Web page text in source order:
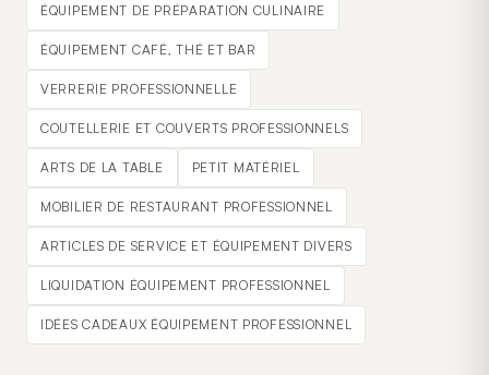
ÉQUIPEMENT DE PRÉPARATION CULINAIRE
ÉQUIPEMENT CAFÉ, THÉ ET BAR
VERRERIE PROFESSIONNELLE
COUTELLERIE ET COUVERTS PROFESSIONNELS
ARTS DE LA TABLE PETIT MATÉRIEL
MOBILIER DE RESTAURANT PROFESSIONNEL
ARTICLES DE SERVICE ET ÉQUIPEMENT DIVERS
LIQUIDATION ÉQUIPEMENT PROFESSIONNEL
IDÉES CADEAUX ÉQUIPEMENT PROFESSIONNEL